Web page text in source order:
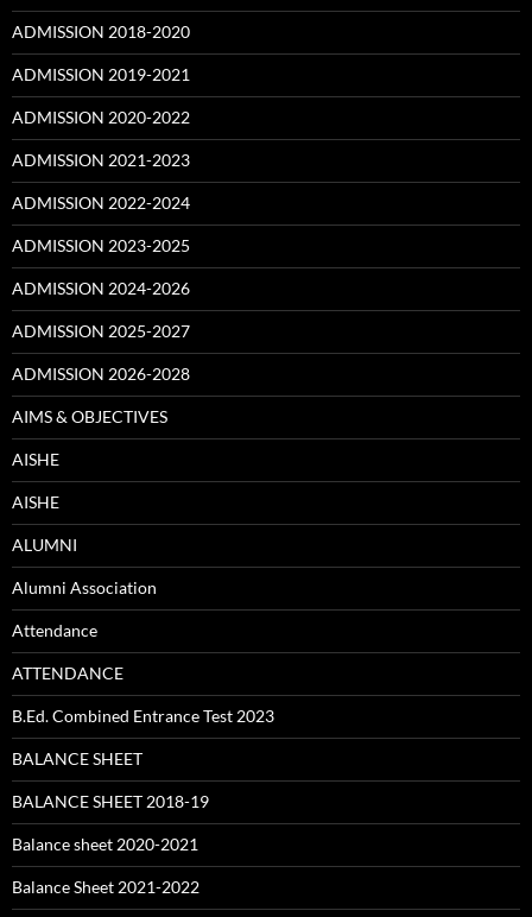
ADMISSION 2018-2020
ADMISSION 2019-2021
ADMISSION 2020-2022
ADMISSION 2021-2023
ADMISSION 2022-2024
ADMISSION 2023-2025
ADMISSION 2024-2026
ADMISSION 2025-2027
ADMISSION 2026-2028
AIMS & OBJECTIVES
AISHE
AISHE
ALUMNI
Alumni Association
Attendance
ATTENDANCE
B.Ed. Combined Entrance Test 2023
BALANCE SHEET
BALANCE SHEET 2018-19
Balance sheet 2020-2021
Balance Sheet 2021-2022